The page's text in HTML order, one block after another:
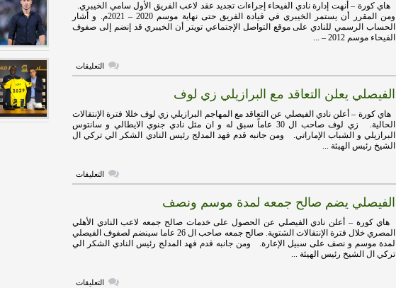
كونتيروس
مغلقة
هاي كورة – أنهت إدارة نادي الفيحاء إجراءات تجديد عقد لاعب الفريق الأول سامي الخيبري.
ومن المقرر أن يستمر الخيبري في قيادة الفريق حتى نهاية موسم 2020 – 2021م. و أشار
الحساب الرسمي للنادي على موقع التواصل الإجتماعي تويتر أن الخيبري قد إنضم إلى صفوف
الفيحاء موسم 2012 – ...
التعليقاتعلى
الفيحاء
مغلقة
الفيصلي يعلن التعاقد مع البرازيلي زي لوف
هاي كورة – أعلن نادي الفيصلي عن التعاقد مع المهاجم البرازيلي زي لوف خللا فترة الإنتقالات
الحالية. زي لوف صاحب ال 30 عاماً سبق له و ان مثل نادي جنوي الايطالي و سانتوس
البرازيلي و الشباب الإماراتي. ومن جانبه قدم فهد المدلج رئيس النادي الشكر الي تركي ال
الشيخ رئيس الهيئة ...
التعليقاتعلى
الفيصلي
زي
لوف
مغلقة
الفيصلي يضم صالح جمعه لمدة موسم ونصف
هاي كورة – أعلن نادي الفيصلي عن الحصول على خدمات صالح جمعه لاعب النادي الأهلي
المصري خلال فترة الإنتقالات الشتوية. صالح جمعه صاحب ال 26 عاما سينضم لصفوف الفيصلي
لمدة موسم و نصف على سبيل الإعارة. ومن جانبه قدم فهد المدلج رئيس النادي الشكر الي
تركي ال الشيخ رئيس الهيئة ...
التعليقاتعلى